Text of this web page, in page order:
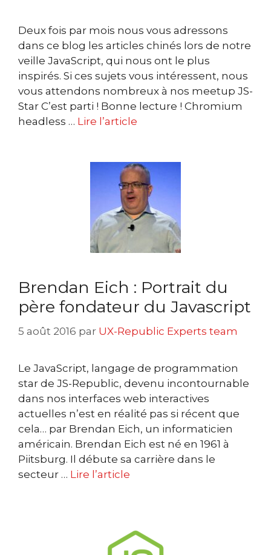
Deux fois par mois nous vous adressons
dans ce blog les articles chinés lors de notre
veille JavaScript, qui nous ont le plus
inspirés. Si ces sujets vous intéressent, nous
vous attendons nombreux à nos meetup JS-
Star C’est parti ! Bonne lecture ! Chromium
headless … Lire l’article
Brendan Eich : Portrait du
père fondateur du Javascript
5 août 2016 par UX-Republic Experts team
Le JavaScript, langage de programmation
star de JS-Republic, devenu incontournable
dans nos interfaces web interactives
actuelles n’est en réalité pas si récent que
cela… par Brendan Eich, un informaticien
américain. Brendan Eich est né en 1961 à
Piitsburg. Il débute sa carrière dans le
secteur … Lire l’article